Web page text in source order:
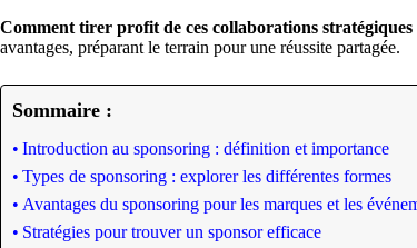
Comment tirer profit de ces collaborations stratégiques
avantages, préparant le terrain pour une réussite partagée.
Sommaire :
Introduction au sponsoring : définition et importance
Types de sponsoring : explorer les différentes formes
Avantages du sponsoring pour les marques et les
Stratégies pour trouver un sponsor efficace